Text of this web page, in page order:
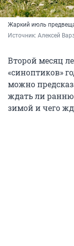
Жаркий июль
Источник: Алексей
Второй месяц
«синоптиков»
можно
ждать ли
зимой и чего